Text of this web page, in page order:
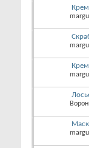
margul
margul
margul
margul